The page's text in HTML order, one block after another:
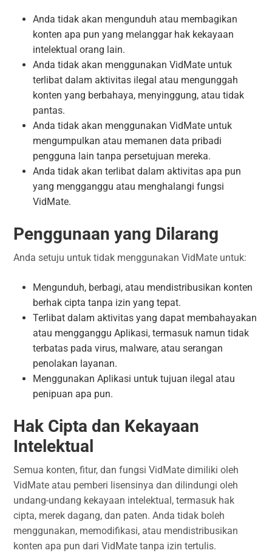
Anda tidak akan mengunduh atau membagikan
konten apa pun yang melanggar hak kekayaan
intelektual orang lain.
Anda tidak akan menggunakan VidMate untuk
terlibat dalam aktivitas ilegal atau mengunggah
konten yang berbahaya, menyinggung, atau tidak
pantas.
Anda tidak akan menggunakan VidMate untuk
mengumpulkan atau memanen data pribadi
pengguna lain tanpa persetujuan mereka.
Anda tidak akan terlibat dalam aktivitas apa pun
yang mengganggu atau menghalangi fungsi
VidMate.
Penggunaan yang Dilarang
Anda setuju untuk tidak menggunakan VidMate untuk:
Mengunduh, berbagi, atau mendistribusikan konten
berhak cipta tanpa izin yang tepat.
Terlibat dalam aktivitas yang dapat membahayakan
atau mengganggu Aplikasi, termasuk namun tidak
terbatas pada virus, malware, atau serangan
penolakan layanan.
Menggunakan Aplikasi untuk tujuan ilegal atau
penipuan apa pun.
Hak Cipta dan Kekayaan
Intelektual
Semua konten, fitur, dan fungsi VidMate dimiliki oleh
VidMate atau pemberi lisensinya dan dilindungi oleh
undang-undang kekayaan intelektual, termasuk hak
cipta, merek dagang, dan paten. Anda tidak boleh
menggunakan, memodifikasi, atau mendistribusikan
konten apa pun dari VidMate tanpa izin tertulis.